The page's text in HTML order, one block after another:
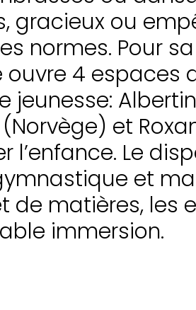
gracieux ou
normes. Pour
ouvre 4 espaces
jeunesse:
et
l’enfance. Le
et
de matières, les
immersion.